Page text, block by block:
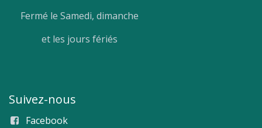
Fermé le Samedi, dimanche
et les jours fériés
Suivez-nous
Facebook